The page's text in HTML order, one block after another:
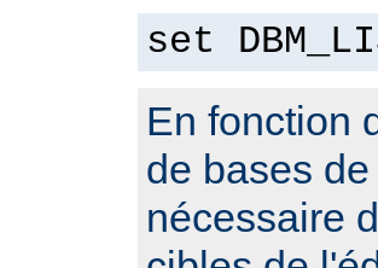
set
En fonction
de bases
nécessaire